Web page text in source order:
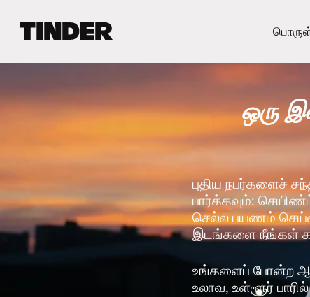
ஹோ
ஒரு
புதிய நபர்களைச்
பார்க்கவும்:
செல்ல பயணம்
இடங்களை நீங்கள்
உங்களைப் போன்ற
உலாவ, உள்ளூர்